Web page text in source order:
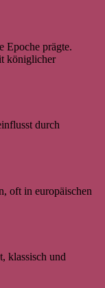
Epoche prägte.
königlicher
durch
oft in europäischen
klassisch und